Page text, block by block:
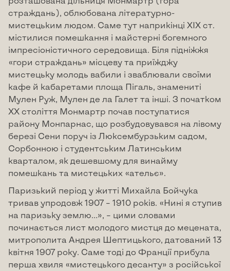
страждань), облюбована літературно-
мистецьким людом. Саме тут наприкінці XIX ст.
містилися помешкання і майстерні богемного
імпресіоністичного середовища. Біля підніжжя
«гори страждань» місцеву та приїжджу
мистецьку молодь вабили і зваблювали своїми
кафе й кабаретами площа Пігаль, знамениті
Мулен Руж, Мулен де ла Галет та інші. З початком
XX століття Монмартр почав поступатися
району Монпарнас, що розбудовувався на лівому
березі Сени поруч із Люксембурзьким садом,
Сорбонною і студентським Латинським
кварталом, як дешевшому для винайму
помешкань та мистецьких «ательє».
Паризький період у житті Михайла Бойчука
тривав упродовж 1907 – 1910 років. «Нині я ступив
на паризьку землю…», – цими словами
починається лист молодого мистця до мецената,
митрополита Андрея Шептицького, датований 13
квітня 1907 року. Саме тоді до Франції прибула
перша хвиля «мистецького десанту» з російської